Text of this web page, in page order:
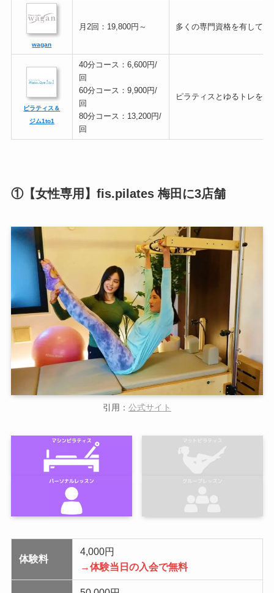
wagan
月2回：19,800円～ 多くの専門資格を有してい
ピラティス＆
ジム1to1
40分コース：6,600円/
回
60分コース：9,900円/
回
80分コース：13,200円/
回
ピラティスとゆるトレを融
①【女性専用】fis.pilates 梅田に3店舗
引用： 公式サイト
体験料
4,000円
→体験当日の入会で無料